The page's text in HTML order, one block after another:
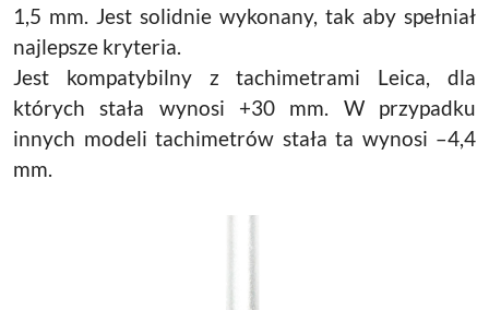
1,5 mm. Jest solidnie wykonany, tak aby spełniał
najlepsze kryteria.
Jest kompatybilny z tachimetrami Leica, dla
których stała wynosi +30 mm. W przypadku
innych modeli tachimetrów stała ta wynosi –4,4
mm.